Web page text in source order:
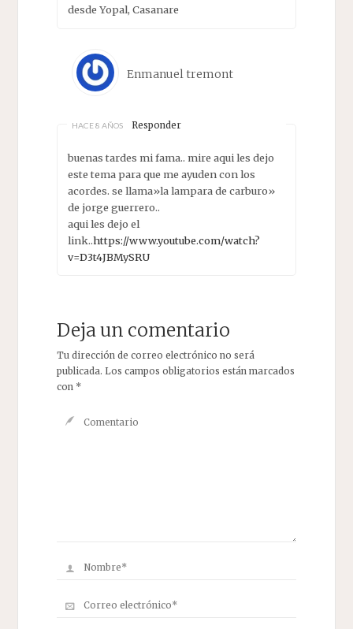
desde Yopal, Casanare
Enmanuel tremont
HACE 8 AÑOS Responder
buenas tardes mi fama.. mire aqui les dejo
este tema para que me ayuden con los
acordes. se llama»la lampara de carburo»
de jorge guerrero..
aqui les dejo el
link..https://www.youtube.com/watch?
v=D3t4JBMySRU
Deja un comentario
Tu dirección de correo electrónico no será
publicada. Los campos obligatorios están marcados
con *